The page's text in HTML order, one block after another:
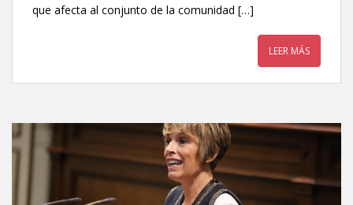
que afecta al conjunto de la comunidad […]
LEER MÁS